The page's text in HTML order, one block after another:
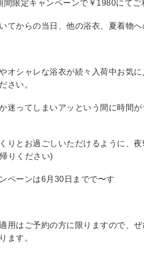
間限定キャンペーンで￥1980にてご
てからの当日、他の浴衣、夏着物へ
オシャレな浴衣が続々入荷中お気
さい。
迷ってしまいアッという間に時間
りとお過ごしいただけるように、
りください)
ペーンは6月30日までで〜す
用はご予約の方に限りますので、
ます。